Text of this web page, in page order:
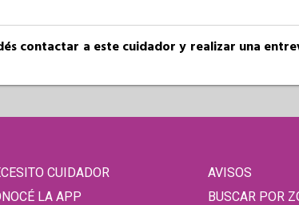
contactar a este cuidador y realizar una
CUIDADOR
LA APP
AVISOS
BUSCAR POR